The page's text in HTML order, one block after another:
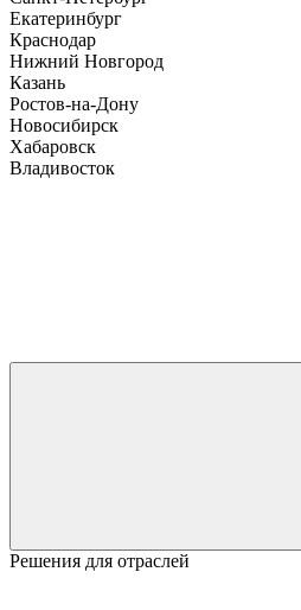
Екатеринбург
Краснодар
Нижний Новгород
Казань
Ростов-на-Дону
Новосибирск
Хабаровск
Владивосток
Решения для отраслей